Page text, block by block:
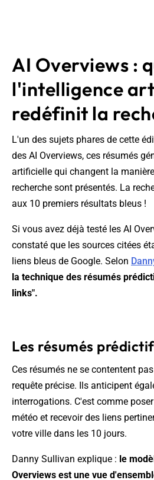
AI Overviews :
l'intelligence
redéfinit la
L'un des sujets phares de cette
des AI Overviews, ces résumés
artificielle qui changent la
recherche sont présentés. La
aux 10 premiers résultats bleus !
Si vous avez déjà testé les AI
constaté que les sources citées
liens bleus de Google. Selon
la technique des résumés
links".
Les résumés
Ces résumés ne se contentent
requête précise. Ils anticipent
interrogations. C'est comme
météo et recevoir des liens
votre ville dans les 10 jours.
Danny Sullivan explique : le
Overviews est une vue